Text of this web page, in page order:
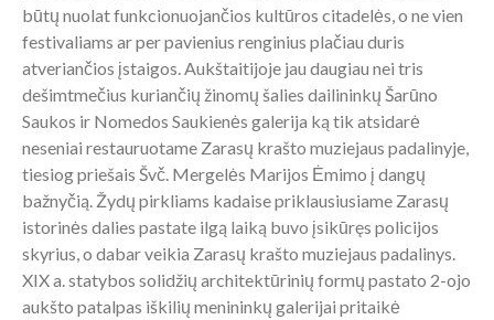
būtų nuolat funkcionuojančios kultūros citadelės, o ne vien
festivaliams ar per pavienius renginius plačiau duris
atveriančios įstaigos. Aukštaitijoje jau daugiau nei tris
dešimtmečius kuriančių žinomų šalies dailininkų Šarūno
Saukos ir Nomedos Saukienės galerija ką tik atsidarė
neseniai restauruotame Zarasų krašto muziejaus padalinyje,
tiesiog priešais Švč. Mergelės Marijos Ėmimo į dangų
bažnyčią. Žydų pirkliams kadaise priklausiusiame Zarasų
istorinės dalies pastate ilgą laiką buvo įsikūręs policijos
skyrius, o dabar veikia Zarasų krašto muziejaus padalinys.
XIX a. statybos solidžių architektūrinių formų pastato 2-ojo
aukšto patalpas iškilių menininkų galerijai pritaikė